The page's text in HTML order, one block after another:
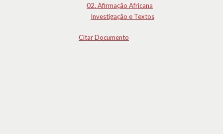
02. Afirmação Africana
Investigação e Textos
Citar Documento